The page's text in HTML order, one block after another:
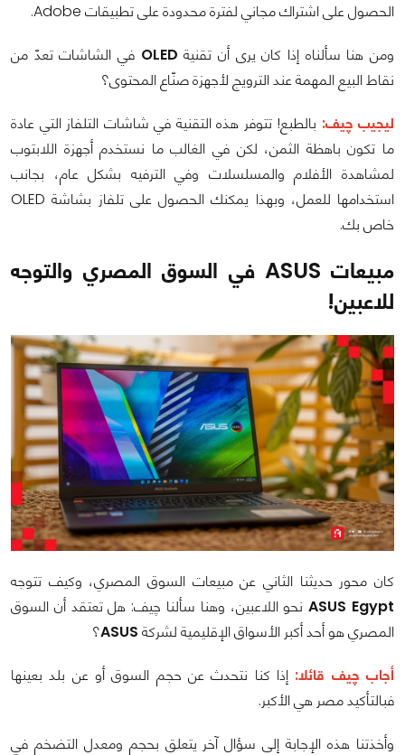
الحصول على اشتراك مجاني لفترة محدودة على تطبيقات Adobe.
ومن هنا سألناه إذا كان يرى أن تقنية OLED في الشاشات تعدّ من
نقاط البيع المهمة عند الترويج لأجهزة صنّاع المحتوى؟
ليجيب چيف: بالطبع! تتوفر هذه التقنية في شاشات التلفاز التي عادة
ما تكون باهظة الثمن، لكن في الغالب ما نستخدم أجهزة اللابتوب
لمشاهدة الأفلام والمسلسلات وفي الترفيه بشكل عام، بجانب
استخدامها للعمل، وبهذا يمكنك الحصول على تلفاز بشاشة OLED
خاص بك.
مبيعات ASUS في السوق المصري والتوجه
للاعبين!
كان محور حديثنا الثاني عن مبيعات السوق المصري، وكيف تتوجه
ASUS Egyptنحو اللاعبين، وهنا سألنا چيف: هل تعتقد أن السوق
المصري هو أحد أكبر الأسواق الإقليمية لشركة ASUS؟
أجاب چيف قائلا: إذا كنا نتحدث عن حجم السوق أو عن بلد بعينها
فبالتأكيد مصر هي الأكبر.
وأخذتنا هذه الإجابة إلى سؤال آخر يتعلق بحجم ومعدل التضخم في